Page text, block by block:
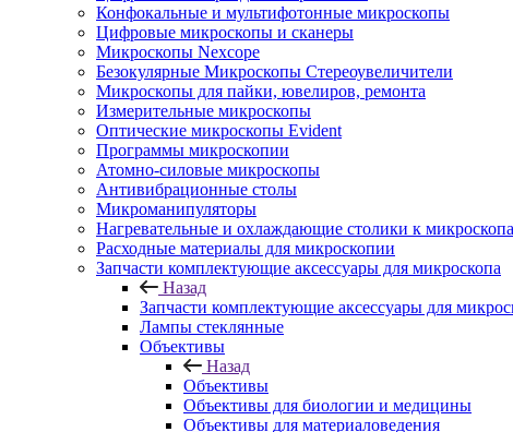
Конфокальные и мультифотонные микроскопы
Цифровые микроскопы и сканеры
Микроскопы Nexcope
Безокулярные Микроскопы Стереоувеличители
Микроскопы для пайки, ювелиров, ремонта
Измерительные микроскопы
Оптические микроскопы Evident
Программы микроскопии
Атомно-силовые микроскопы
Антивибрационные столы
Микроманипуляторы
Нагревательные и охлаждающие столики к
Расходные материалы для микроскопии
Запчасти комплектующие аксессуары для микроскопа
Назад
Запчасти комплектующие аксессуары для
Лампы стеклянные
Объективы
Назад
Объективы
Объективы для биологии и медицины
Объективы для материаловедения